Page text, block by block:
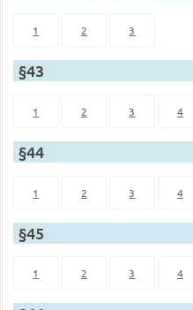
1 2 3
§43
1 2 3 4
§44
1 2 3 4
§45
1 2 3 4